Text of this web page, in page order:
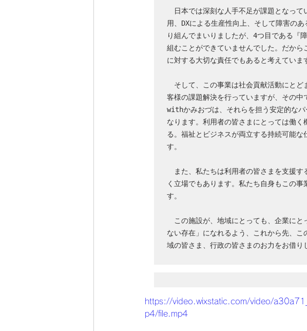
日本では深刻な人手不足が課題となって
用、DXによる生産性向上、そして障害の
り組んでまいりましたが、4つ目である『
組むことができていませんでした。だか
そして、この事業は社会貢献活動にとど
客様の課題解決を行っていますが、その
withかみおづは、それらを担う安定的な
なります。利用者の皆さまにとっては働
る。福祉とビジネスが両立する持続可能
す。
また、私たちは利用者の皆さまを支援す
く立場でもあります。私たち自身もこの
す。
この施設が、地域にとっても、企業にと
ない存在」になれるよう、これから先、
域の皆さま、行政の皆さまのお力をお借り
https://video.wixstatic.com/video/
p4/file.mp4